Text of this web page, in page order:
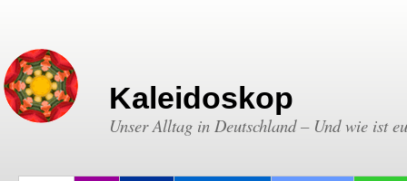
Kaleidoskop
Unser Alltag in Deutschland – Und wie ist